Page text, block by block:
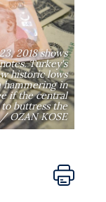
2018 shows
Turkey's
historic lows
hammering in
if the central
buttress the
OZAN KOSE